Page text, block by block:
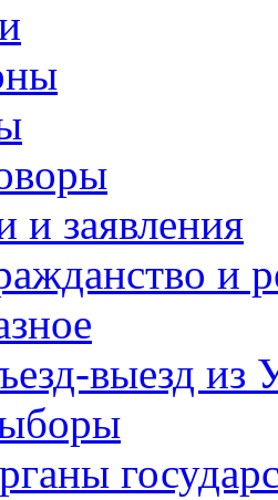
и заявления
и
выезд из